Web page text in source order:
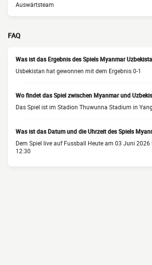
Auswärtsteam
FAQ
Was ist das Ergebnis des Spiels Myanmar
Usbekistan hat gewonnen mit dem Ergebnis 0-1
Wo findet das Spiel zwischen Myanmar und
Das Spiel ist im Stadion Thuwunna Stadium in
Was ist das Datum und die Uhrzeit des Spiels
Dem Spiel live auf Fussball Heute am 03 Juni
12:30